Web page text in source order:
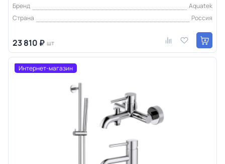
Бренд
Aquatek
Страна
Россия
23 810 ₽ шт
Интернет-магазин